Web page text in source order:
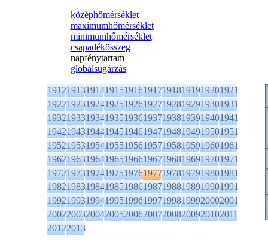
középhőmérséklet
maximumhőmérséklet
minimumhőmérséklet
csapadékösszeg
napfénytartam
globálsugárzás
1912191319141915191619171918191919201921
1922192319241925192619271928192919301931
1932193319341935193619371938193919401941
1942194319441945194619471948194919501951
1952195319541955195619571958195919601961
1962196319641965196619671968196919701971
1972197319741975197619771978197919801981
1982198319841985198619871988198919901991
1992199319941995199619971998199920002001
2002200320042005200620072008200920102011
20122013